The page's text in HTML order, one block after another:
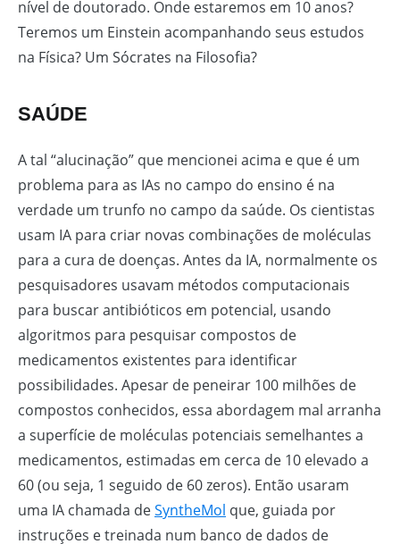
nível de doutorado. Onde estaremos em 10 anos?
Teremos um Einstein acompanhando seus estudos
na Física? Um Sócrates na Filosofia?
SAÚDE
A tal “alucinação” que mencionei acima e que é um
problema para as IAs no campo do ensino é na
verdade um trunfo no campo da saúde. Os cientistas
usam IA para criar novas combinações de moléculas
para a cura de doenças. Antes da IA, normalmente os
pesquisadores usavam métodos computacionais
para buscar antibióticos em potencial, usando
algoritmos para pesquisar compostos de
medicamentos existentes para identificar
possibilidades. Apesar de peneirar 100 milhões de
compostos conhecidos, essa abordagem mal arranha
a superfície de moléculas potenciais semelhantes a
medicamentos, estimadas em cerca de 10 elevado a
60 (ou seja, 1 seguido de 60 zeros). Então usaram
uma IA chamada deSyntheMol que, guiada por
instruções e treinada num banco de dados de